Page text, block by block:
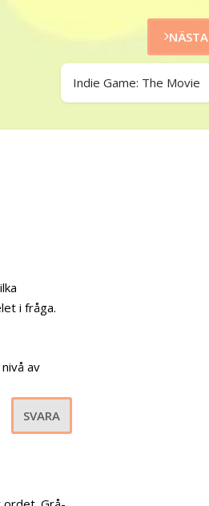
NÄSTA
Indie Game: The Movie
i fråga.
av
SVARA